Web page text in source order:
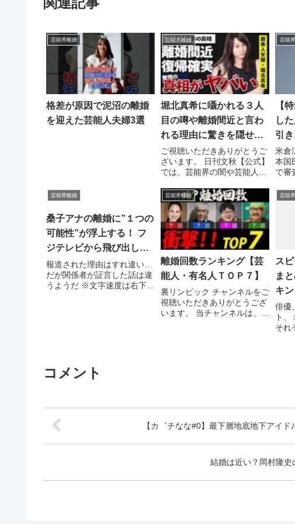
芸能界離婚
格差が原因で泥沼の離婚
を迎えた芸能人夫婦3選
芸能界離婚
堀北真希に囁かれる３人
目の噂や離婚間近と言わ
れる理由に驚きを隠せな
い…芸能界に復帰すると
言われるまさかの内容に
言葉を失う…妹の
NANAMIとの不仲説の真
相がヤバすぎた…
ご視聴いただきありがとうご
ざいます。 日刊文秋【公式】
では、芸能界の闇や芸能人の
りやすい形で ...関連ツイート
芸能
【
し
引
米倉
本国
で審
専属
芸能界離婚
桑子アナの離婚に”１つの
可能性”が浮上する！ フ
ジテレビから飛び出した
谷岡アナの仰天行動と
は？【ザ・芸能界】
報道された理由はすれ違い…
だが関係者が証言した話は違
うようだ ※文字速度は右下の
芸能界離婚
離婚回数ランキング【芸
能人・有名人ＴＯＰ７】
裏リンピック チャンネルをご
視聴いただきありがとうござ
います。 当チャンネルは、芸
芸能
ス
ま
キ
学】
俳優
ト
それ
コメント
【カ゛チなな#0】最下層地底地下アイ
結婚は近い？岡村隆史